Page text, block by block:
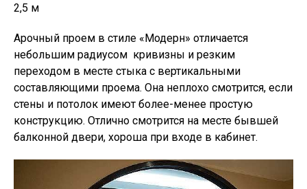
2,5 м
Арочный проем в стиле «Модерн» отличается
небольшим радиусом кривизны и резким
переходом в месте стыка с вертикальными
составляющими проема. Она неплохо смотрится, если
стены и потолок имеют более-менее простую
конструкцию. Отлично смотрится на месте бывшей
балконной двери, хороша при входе в кабинет.